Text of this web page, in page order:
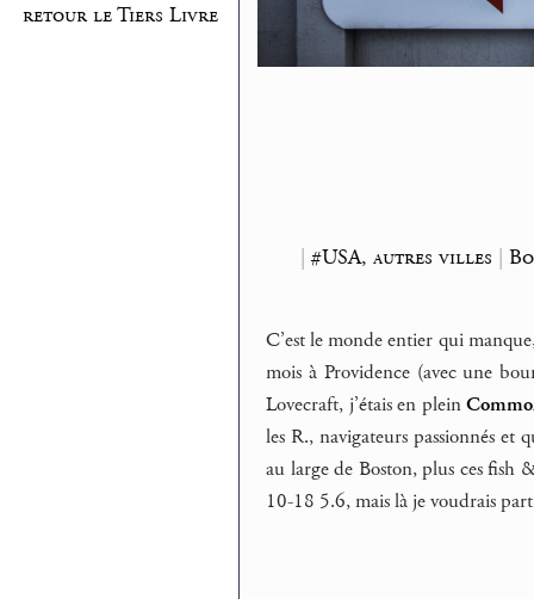
retour le Tiers Livre
| #USA, autres villes |
C’est le monde entier qui
mois à Providence (avec une
Lovecraft, j’étais en plein
les R., navigateurs passionnés
au large de Boston, plus ces fish
10-18 5.6, mais là je voudrais